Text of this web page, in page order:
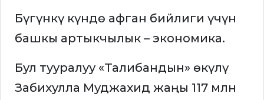
Бүгүнкү күндө афган бийлиги үчүн
башкы артыкчылык – экономика.
Бул тууралуу «Талибандын» өкүлү
Забихулла Муджахид жаңы 117 млн